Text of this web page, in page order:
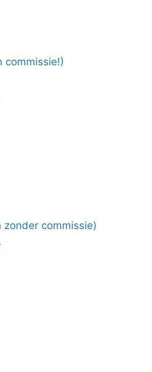
commissie!)
zonder commissie)